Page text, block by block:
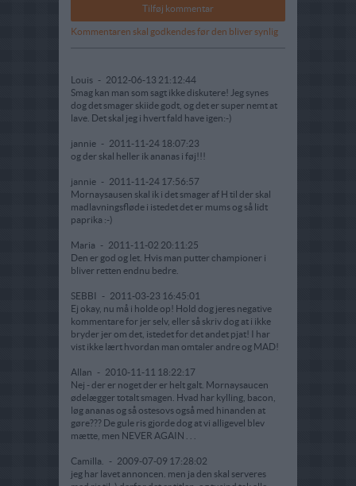
Kommentaren skal godkendes før den bliver synlig
Louis - 2012-06-13 21:12:44
Smag kan man som sagt ikke diskutere! Jeg synes
dog det smager skiide godt, og det er super nemt at
lave. Det skal jeg i hvert fald have igen:-)
jannie - 2011-11-24 18:07:23
og der skal heller ik ananas i føj!!!
jannie - 2011-11-24 17:56:57
Mornaysausen skal ik i det smager af H til der skal
madlavningsfløde i istedet det er mums og så lidt
paprika :-)
Maria - 2011-11-02 20:11:25
Den er god og let. Hvis man putter championer i
bliver retten endnu bedre.
SEBBI - 2011-03-23 16:45:01
Ej okay, nu må i holde op! Hold dog jeres negative
kommentare for jer selv, eller så skriv dog at i ikke
bryder jer om det, istedet for det andet pjat! I har
vist ikke lært hvordan man omtaler andre og MAD!
Allan - 2010-11-11 18:22:17
Nej - der er noget der er helt galt. Mornaysaucen
ødelægger totalt smagen. Hvad har kylling, bacon,
løg ananas og så ostesovs også med hinanden at
gøre??? De gule ris gjorde dog at vi alligevel blev
mætte, men NEVER AGAIN . . .
Camilla. - 2009-07-09 17:28:02
jeg har lavet annoncen. men ja den skal serveres